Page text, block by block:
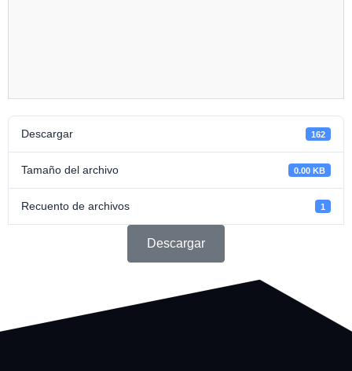
Descargar 162
Tamaño del archivo 0.00 KB
Recuento de archivos 1
Descargar